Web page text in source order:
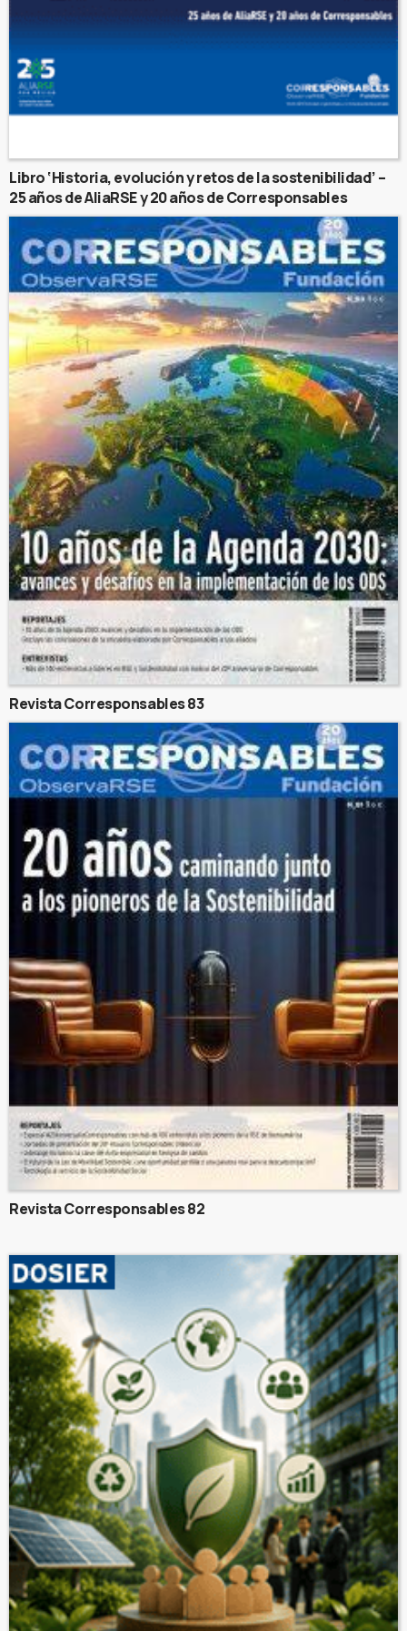
Libro ‘Historia, evolución y retos de la sostenibilidad’ –
25 años de AliaRSE y 20 años de Corresponsables
Revista Corresponsables 83
Revista Corresponsables 82